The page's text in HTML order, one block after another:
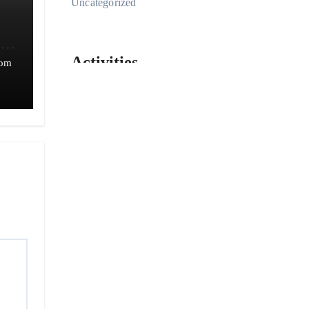
Uncategorized
Activities